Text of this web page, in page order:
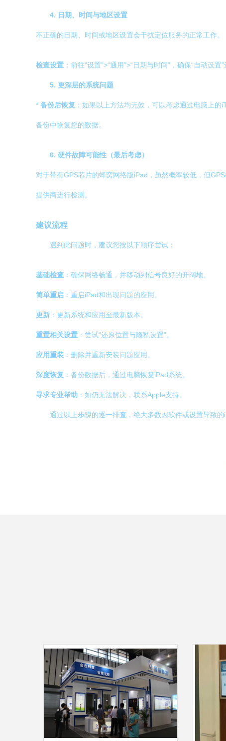
4. 日期、时间与地区设置
不正确的日期、时间或地区设置会干扰定位服务的正常工作。
检查设置 ：前往“设置”>“通用”>“日期与时间”，确保“自动设置
5. 更深层的系统问题
* 备份后恢复 ：如果以上方法均无效，可以考虑通过电脑上
备份中恢复您的数据。
6. 硬件故障可能性（最后考虑）
对于带有GPS芯片的蜂窝网络版iPad，虽然概率较低，但
提供商进行检测。
建议流程
遇到此问题时，建议您按以下顺序尝试：
基础检查 ：确保网络畅通，并移动到信号良好的开阔地。
简单重启 ：重启iPad和出现问题的应用。
更新 ：更新系统和应用至最新版本。
重置相关设置 ：尝试“还原位置与隐私设置”。
应用重装 ：删除并重新安装问题应用。
深度恢复 ：备份数据后，通过电脑恢复iPad系统。
寻求专业帮助 ：如仍无法解决，联系Apple支持。
通过以上步骤的逐一排查，绝大多数因软件或设置导致的